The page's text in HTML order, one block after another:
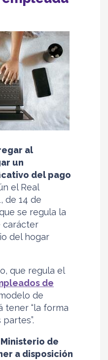
al
un
del pago
el Real
de 14 de
se regula la
carácter
del hogar
que regula el
de
de
tener “la forma
Ministerio de
a disposición